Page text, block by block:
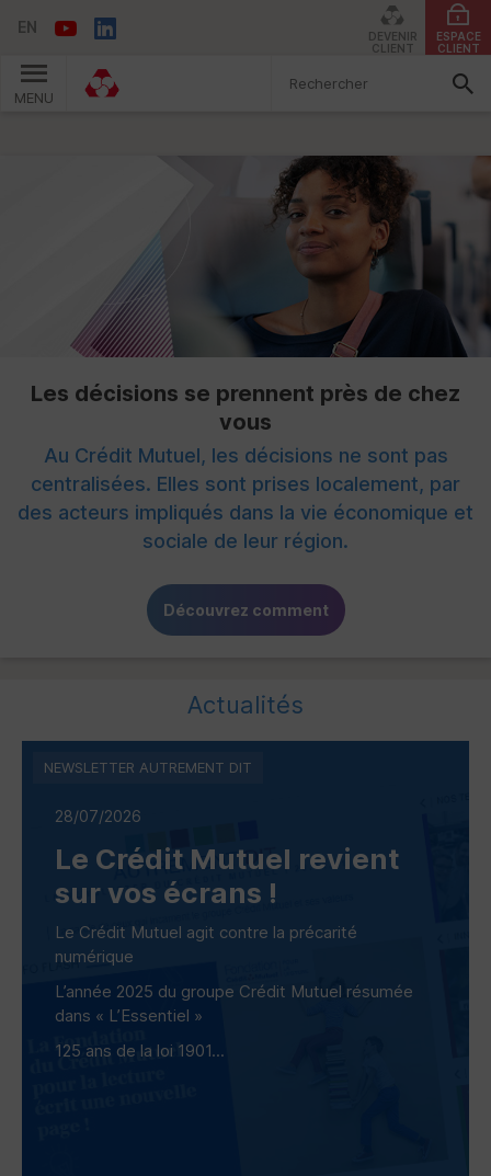
EN
DEVENIR
CLIENT
ESPACE
CLIENT
MENU
Les décisions se prennent près de chez
vous
Au Crédit Mutuel, les décisions ne sont pas
centralisées. Elles sont prises localement, par
des acteurs impliqués dans la vie économique et
sociale de leur région.
Découvrez comment
Actualités
28/07/2026
Le Crédit Mutuel revient
sur vos écrans !
Le Crédit Mutuel agit contre la précarité
numérique
L’année 2025 du groupe Crédit Mutuel résumée
dans « L’Essentiel »
125 ans de la loi 1901...
NEWSLETTER AUTREMENT DIT